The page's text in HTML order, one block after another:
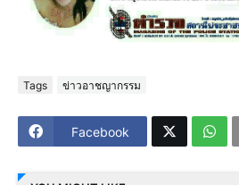
Tags ข่าวอาชญากรรม
Facebook